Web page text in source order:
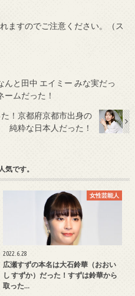
ますのでご注意ください。（ス
んと田中 エイミー みな実だっ
ームだった！
！京都府京都市出身の
純粋な日本人だった！
気です。
女性芸能人
2022.6.28
広瀬すずの本名は大石鈴華（おおい
し すずか）だった！すずは鈴華から
取った…